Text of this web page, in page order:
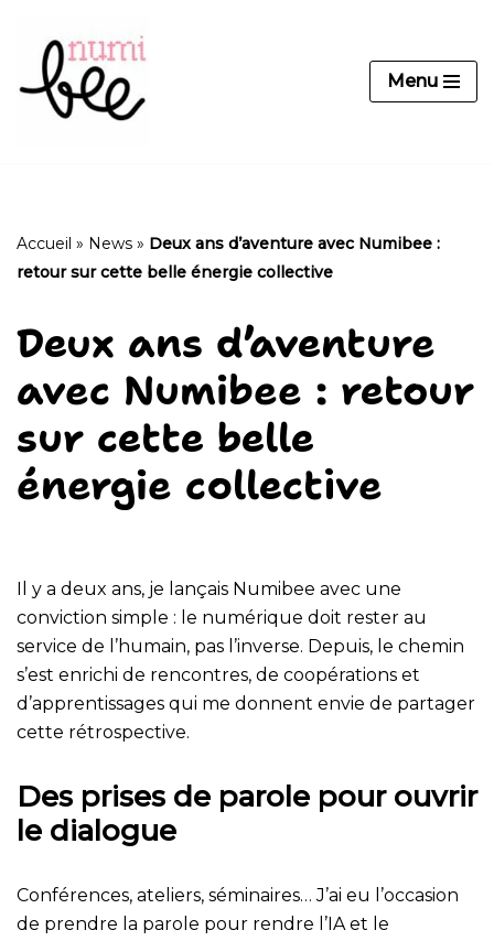
Aller
au
contenu
Menu
Accueil » News » Deux ans d’aventure avec Numibee :
retour sur cette belle énergie collective
Deux ans d’aventure
avec Numibee : retour
sur cette belle
énergie collective
Il y a deux ans, je lançais Numibee avec une
conviction simple : le numérique doit rester au
service de l’humain, pas l’inverse. Depuis, le chemin
s’est enrichi de rencontres, de coopérations et
d’apprentissages qui me donnent envie de partager
cette rétrospective.
Des prises de parole pour ouvrir
le dialogue
Conférences, ateliers, séminaires… J’ai eu l’occasion
de prendre la parole pour rendre l’IA et le